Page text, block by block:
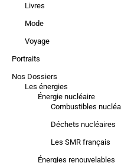
Livres
Mode
Voyage
Portraits
Nos Dossiers
Les énergies
Énergie nucléaire
Combustibles
Déchets nucléaires
Les SMR français
Énergies renouvelables